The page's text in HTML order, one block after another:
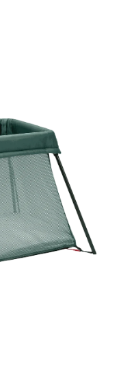
o cookies
objednávka
Blog